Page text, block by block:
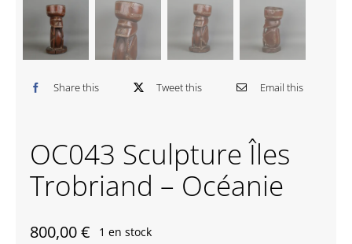
Contactez-nous
Share this Tweet this Email this
OC043 Sculpture Îles
Trobriand – Océanie
800,00€ 1 en stock